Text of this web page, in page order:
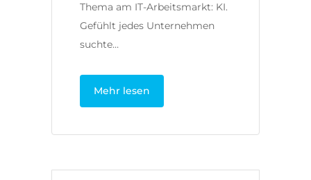
Thema am IT-Arbeitsmarkt: KI.
Gefühlt jedes Unternehmen
suchte…
Mehr lesen